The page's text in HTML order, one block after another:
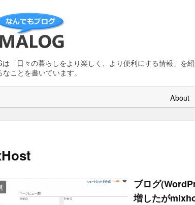
は「日々の暮らしをより楽しく、より便利にする情報」を
ことを書いています。
About
ブログ
増したが